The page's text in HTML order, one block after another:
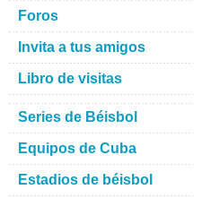
Foros
Invita a tus amigos
Libro de visitas
Series de Béisbol
Equipos de Cuba
Estadios de béisbol